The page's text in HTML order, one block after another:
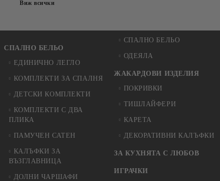
Виж всички
СПАЛНО БЕЛЬО
ЕДИНИЧНО ЛЕГЛО
КОМПЛЕКТИ ЗА СПАЛНЯ
ДЕТСКИ КОМПЛЕКТИ
КОМПЛЕКТИ С ДВА
ПЛИКА
ПАМУЧЕН САТЕН
КАЛЪФКИ ЗА
ВЪЗГЛАВНИЦА
ДОЛНИ ЧАРШАФИ
СПАЛНО БЕЛЬО
ОДЕЯЛА
ЖАКАРДОВИ ИЗДЕЛИЯ
ПОКРИВКИ
ТИШЛАЙФЕРИ
КАРЕТА
ДЕКОРАТИВНИ КАЛЪФКИ
ЗА КУХНЯТА С ЛЮБОВ
ИГРАЧКИ